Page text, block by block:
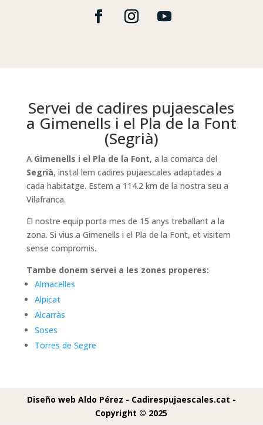
Servei de cadires pujaescales
a Gimenells i el Pla de la Font
(Segrià)
A Gimenells i el Pla de la Font, a la comarca del
Segrià, instal lem cadires pujaescales adaptades a
cada habitatge. Estem a 114.2 km de la nostra seu a
Vilafranca.
El nostre equip porta mes de 15 anys treballant a la
zona. Si vius a Gimenells i el Pla de la Font, et visitem
sense compromis.
Tambe donem servei a les zones properes:
Almacelles
Alpicat
Alcarràs
Soses
Torres de Segre
Diseño web Aldo Pérez - Cadirespujaescales.cat -
Copyright © 2025